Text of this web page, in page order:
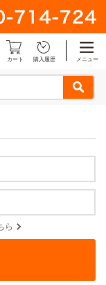
カート 購入履歴 メニュー
ら